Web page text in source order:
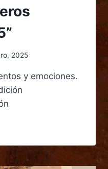
2025
y emociones.